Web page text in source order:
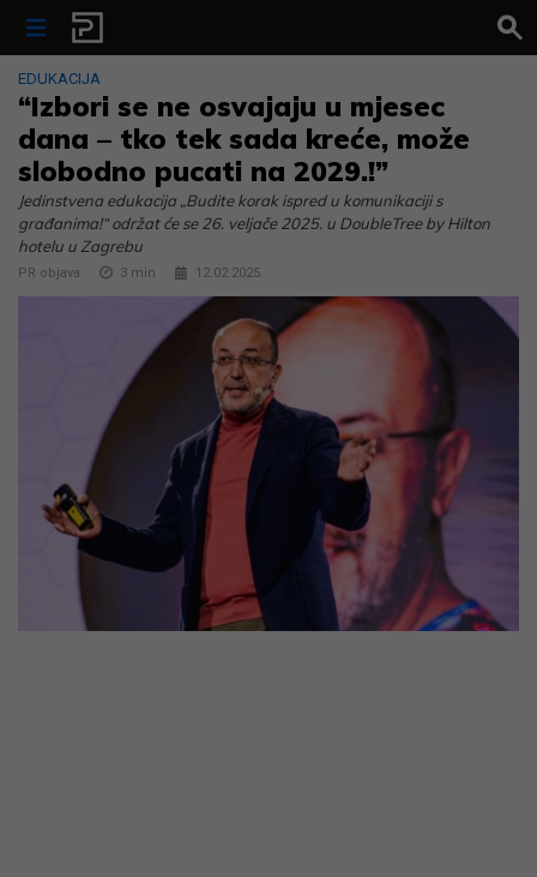
Skip to content
EDUKACIJA
“Izbori se ne osvajaju u mjesec
dana – tko tek sada kreće, može
slobodno pucati na 2029.!”
Jedinstvena edukacija „Budite korak ispred u komunikaciji s
građanima!“ održat će se 26. veljače 2025. u DoubleTree by Hilton
hotelu u Zagrebu
PR objava 3 min 12.02.2025.